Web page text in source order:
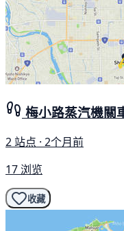
梅小路蒸汽機關
2 站点 · 2个月前
17 浏览
收藏